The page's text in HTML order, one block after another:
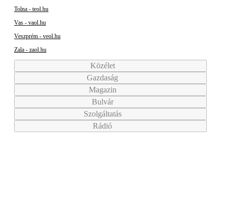
Tolna - teol.hu
Vas - vaol.hu
Veszprém - veol.hu
Zala - zaol.hu
Közélet
Gazdaság
Magazin
Bulvár
Szolgáltatás
Rádió